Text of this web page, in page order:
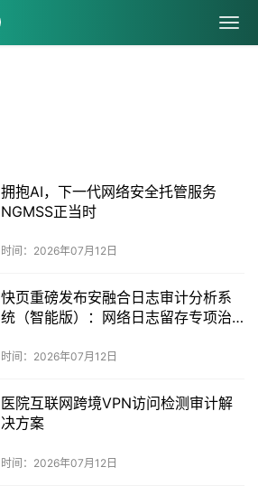
拥抱AI，下一代网络安全托管服务
NGMSS正当时
时间：2026年07月12日
快页重磅发布安融合日志审计分析系
统（智能版）：网络日志留存专项治
时间：2026年07月12日
医院互联网跨境VPN访问检测审计解
决方案
时间：2026年07月12日